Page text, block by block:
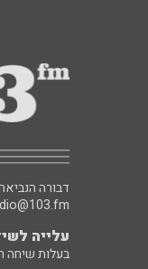
דבורה הנביאה 6, רמת
עלייה לשידור:
בעלות שיחה